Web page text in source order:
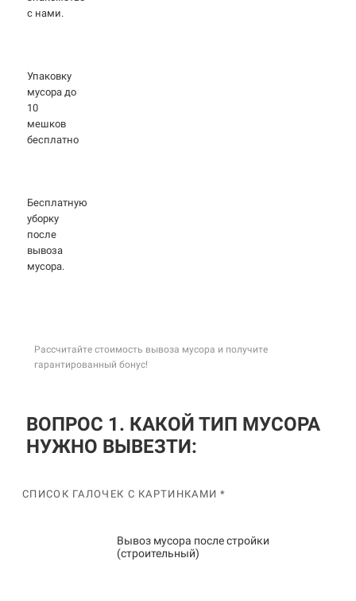
с нами.
Упаковку
мусора до
10
мешков
бесплатно
Бесплатную
уборку
после
вывоза
мусора.
Рассчитайте стоимость вывоза мусора и получите
гарантированный бонус!
ВОПРОС 1. КАКОЙ ТИП МУСОРА
НУЖНО ВЫВЕЗТИ:
СПИСОК ГАЛОЧЕК С КАРТИНКАМИ *
Вывоз мусора после стройки
(строительный)